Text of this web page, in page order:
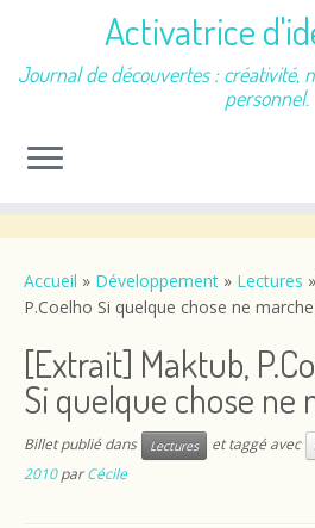
contenu
Activatrice
Journal de découvertes : créativité,
personnel.
Accueil » Développement » Lectures »
P.Coelho Si quelque chose ne
[Extrait] Maktub,
Si quelque chose ne
Billet publié dans Lectures et taggé avec
2010 parCécile